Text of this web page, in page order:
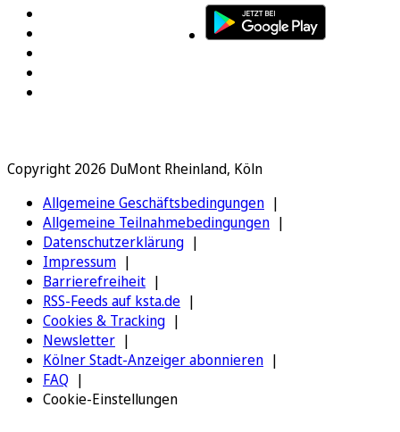
Copyright 2026 DuMont Rheinland, Köln
Allgemeine Geschäftsbedingungen
Allgemeine Teilnahmebedingungen
Datenschutzerklärung
Impressum
Barrierefreiheit
RSS-Feeds auf ksta.de
Cookies & Tracking
Newsletter
Kölner Stadt-Anzeiger abonnieren
FAQ
Cookie-Einstellungen